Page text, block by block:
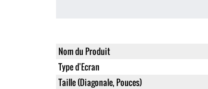
Nom du Produit
Type d'Ecran
Taille (Diagonale, Pouces)